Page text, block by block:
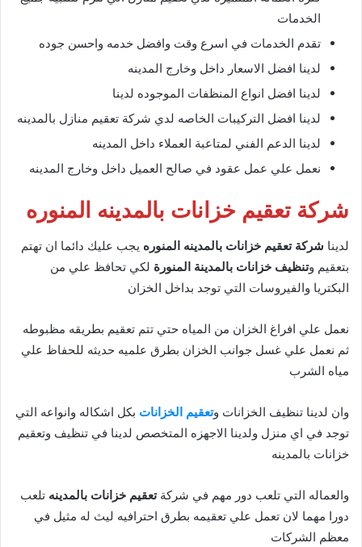
الخدمات
تقدم الخدمات في اسرع وقت وافضل خدمه واحسن جوده
لدينا افضل الاسعار داخل وخارج المدينه
لدينا افضل انواع المنظفات الموجوده لدينا
لدينا افضل التركيبات الخاصه لدي شركة تعقيم منازل بالمدينه
لدينا الدعم الفني لمتاعبة العملاء داخل المدينه
نعمل علي عمل عقود في صالح العميل داخل وخارج المدينه
شركة تعقيم خزانات بالمدينه المنوره
لدينا شركة تعقيم خزانات بالمدينه المنوره يجب عليك دائما ان تهتم
بتعقيم وتنظيف خزانات بالمدينة المنورة لكي تحافظ علي من
البكتريا والفيروسات التي توجد بداخل الخزان
نعمل علي افراغ الخزان من المياه حتي تتم تعقيم بطريقه مظبوطه
ثم نعمل علي غسل جوانب الخزان بطرق علميه حديثه للحفاظ علي
مياه الشرب
وان لدينا تنظيف الخزانات وتعقيم الخزانات بكل اشكاله وانواعه التي
توجد في اي منزل ولدينا الاجهزه المتخصص لدينا في تنظيف وتعقيم
خزانات بالمدينه
والعماله التي تلعب دور مهم في شركةتعقيم خزانات بالمدينه تلعب
دورا مهما لان تعمل علي تعقيمه بطرق احترافيه ليث له مثيل في
معظم الشركات